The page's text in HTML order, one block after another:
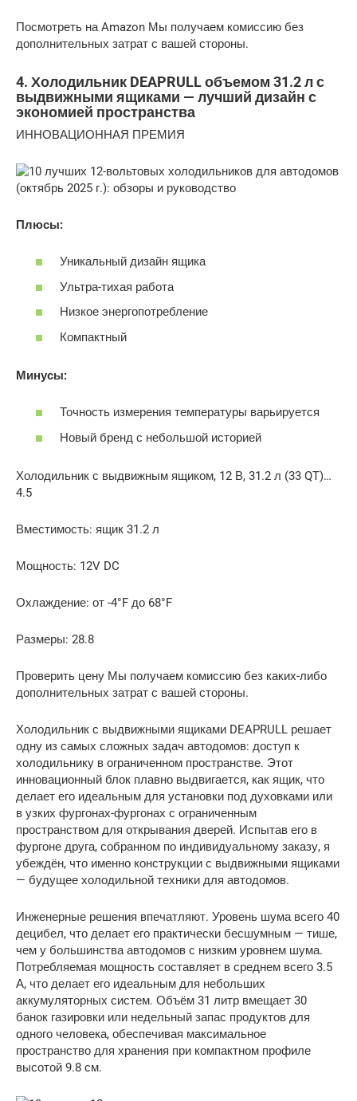
Посмотреть на Amazon Мы получаем комиссию без
дополнительных затрат с вашей стороны.
4. Холодильник DEAPRULL объемом 31.2 л с
выдвижными ящиками — лучший дизайн с
экономией пространства
ИННОВАЦИОННАЯ ПРЕМИЯ
Плюсы:
Уникальный дизайн ящика
Ультра-тихая работа
Низкое энергопотребление
Компактный
Минусы:
Точность измерения температуры варьируется
Новый бренд с небольшой историей
Холодильник с выдвижным ящиком, 12 В, 31.2 л (33 QT)…
4.5
Вместимость: ящик 31.2 л
Мощность: 12V DC
Охлаждение: от -4°F до 68°F
Размеры: 28.8
Проверить цену Мы получаем комиссию без каких-либо
дополнительных затрат с вашей стороны.
Холодильник с выдвижными ящиками DEAPRULL решает
одну из самых сложных задач автодомов: доступ к
холодильнику в ограниченном пространстве. Этот
инновационный блок плавно выдвигается, как ящик, что
делает его идеальным для установки под духовками или
в узких фургонах-фургонах с ограниченным
пространством для открывания дверей. Испытав его в
фургоне друга, собранном по индивидуальному заказу, я
убеждён, что именно конструкции с выдвижными ящиками
— будущее холодильной техники для автодомов.
Инженерные решения впечатляют. Уровень шума всего 40
децибел, что делает его практически бесшумным — тише,
чем у большинства автодомов с низким уровнем шума.
Потребляемая мощность составляет в среднем всего 3.5
А, что делает его идеальным для небольших
аккумуляторных систем. Объём 31 литр вмещает 30
банок газировки или недельный запас продуктов для
одного человека, обеспечивая максимальное
пространство для хранения при компактном профиле
высотой 9.8 см.